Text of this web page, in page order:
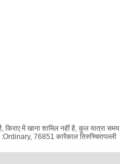
में खाना शामिल नहीं है, कुल यात्रा समय
:Ordinary, 76851 कारैकाल तिरुच्चिरापल्ली